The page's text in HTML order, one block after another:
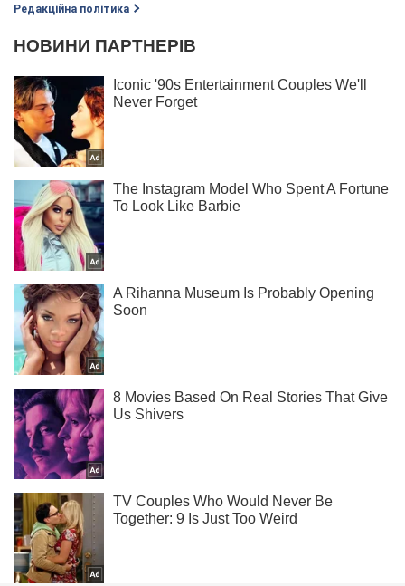
Редакційна політика